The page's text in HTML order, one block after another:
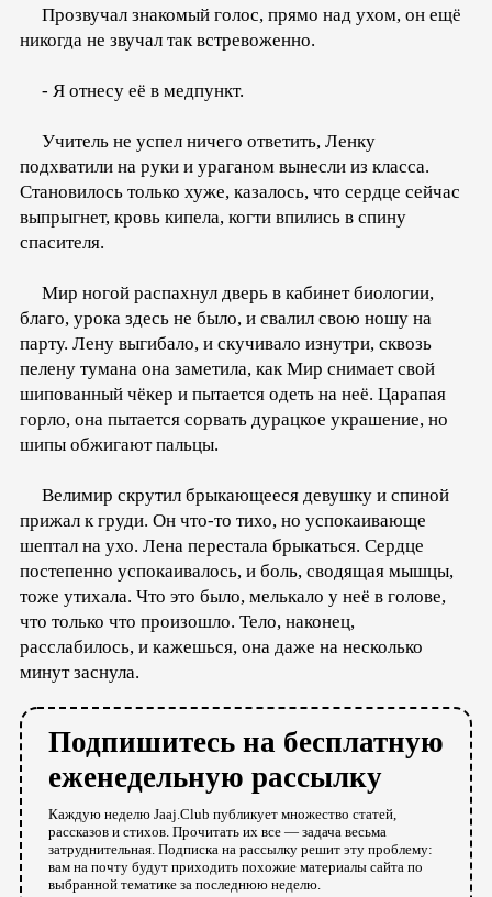
Прозвучал знакомый голос, прямо над ухом, он ещё
никогда не звучал так встревоженно.
- Я отнесу её в медпункт.
Учитель не успел ничего ответить, Ленку
подхватили на руки и ураганом вынесли из класса.
Становилось только хуже, казалось, что сердце сейчас
выпрыгнет, кровь кипела, когти впились в спину
спасителя.
Мир ногой распахнул дверь в кабинет биологии,
благо, урока здесь не было, и свалил свою ношу на
парту. Лену выгибало, и скучивало изнутри, сквозь
пелену тумана она заметила, как Мир снимает свой
шипованный чёкер и пытается одеть на неё. Царапая
горло, она пытается сорвать дурацкое украшение, но
шипы обжигают пальцы.
Велимир скрутил брыкающееся девушку и спиной
прижал к груди. Он что-то тихо, но успокаивающе
шептал на ухо. Лена перестала брыкаться. Сердце
постепенно успокаивалось, и боль, сводящая мышцы,
тоже утихала. Что это было, мелькало у неё в голове,
что только что произошло. Тело, наконец,
расслабилось, и кажешься, она даже на несколько
минут заснула.
Подпишитесь на бесплатную
еженедельную рассылку
Каждую неделю Jaaj.Club публикует множество статей,
рассказов и стихов. Прочитать их все — задача весьма
затруднительная. Подписка на рассылку решит эту проблему:
вам на почту будут приходить похожие материалы сайта по
выбранной тематике за последнюю неделю.